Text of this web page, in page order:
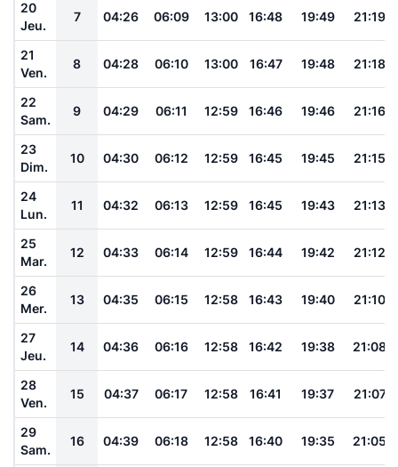
20
Jeu.
7 04:26 06:09 13:00 16:48 19:49 21:19
21
Ven.
8 04:28 06:10 13:00 16:47 19:48 21:18
22
Sam.
9 04:29 06:11 12:59 16:46 19:46 21:16
23
Dim.
10 04:30 06:12 12:59 16:45 19:45 21:15
24
Lun.
11 04:32 06:13 12:59 16:45 19:43 21:13
25
Mar.
12 04:33 06:14 12:59 16:44 19:42 21:12
26
Mer.
13 04:35 06:15 12:58 16:43 19:40 21:10
27
Jeu.
14 04:36 06:16 12:58 16:42 19:38 21:08
28
Ven.
15 04:37 06:17 12:58 16:41 19:37 21:07
29
Sam.
16 04:39 06:18 12:58 16:40 19:35 21:05